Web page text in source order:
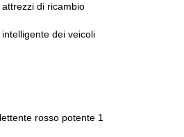
di ricambio
dei veicoli
rosso potente 1